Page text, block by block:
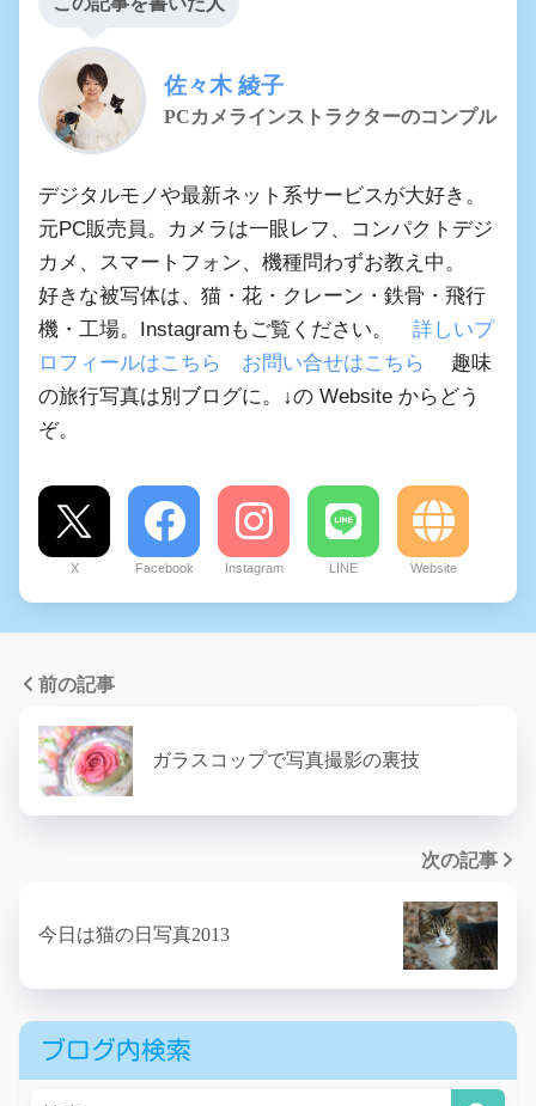
佐々木 綾子
PCカメラインストラクターのコンプル
デジタルモノや最新ネット系サービスが大好き。
元PC販売員。カメラは一眼レフ、コンパクトデジ
カメ、スマートフォン、機種問わずお教え中。
好きな被写体は、猫・花・クレーン・鉄骨・飛行
機・工場。Instagramもご覧ください。 詳しいプ
ロフィールはこちら
お問い合せはこちら
趣味
の旅行写真は別ブログに。↓の Website からどう
ぞ。
X Facebook Instagram LINE Website
前の記事
ガラスコップで写真撮影の裏技
次の記事
今日は猫の日写真2013
ブログ内検索